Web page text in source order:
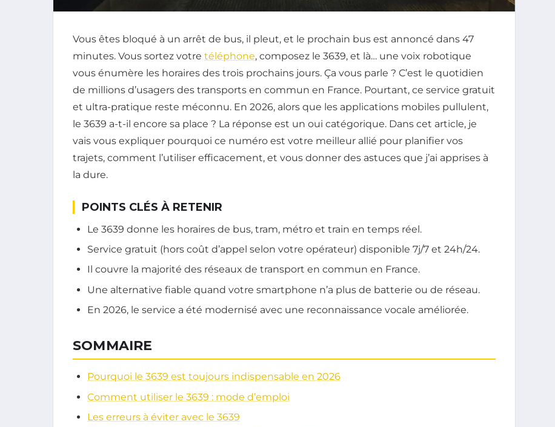
Vous êtes bloqué à un arrêt de bus, il pleut, et le prochain bus est annoncé dans 47
minutes. Vous sortez votre téléphone, composez le 3639, et là… une voix robotique
vous énumère les horaires des trois prochains jours. Ça vous parle ? C’est le quotidien
de millions d’usagers des transports en commun en France. Pourtant, ce service gratuit
et ultra-pratique reste méconnu. En 2026, alors que les applications mobiles pullulent,
le 3639 a-t-il encore sa place ? La réponse est un oui catégorique. Dans cet article, je
vais vous expliquer pourquoi ce numéro est votre meilleur allié pour planifier vos
trajets, comment l’utiliser efficacement, et vous donner des astuces que j’ai apprises à
la dure.
POINTS CLÉS À RETENIR
Le 3639 donne les horaires de bus, tram, métro et train en temps réel.
Service gratuit (hors coût d’appel selon votre opérateur) disponible 7j/7 et 24h/24.
Il couvre la majorité des réseaux de transport en commun en France.
Une alternative fiable quand votre smartphone n’a plus de batterie ou de réseau.
En 2026, le service a été modernisé avec une reconnaissance vocale améliorée.
SOMMAIRE
Pourquoi le 3639 est toujours indispensable en 2026
Comment utiliser le 3639 : mode d’emploi
Les erreurs à éviter avec le 3639